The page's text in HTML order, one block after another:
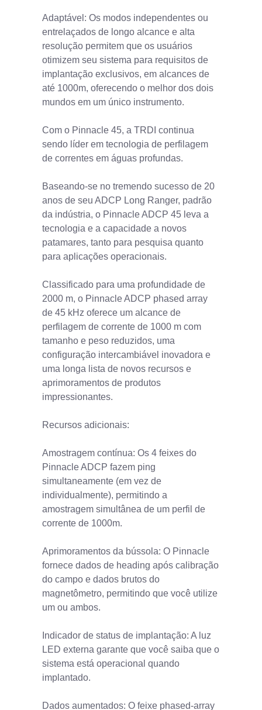
Adaptável: Os modos independentes ou
entrelaçados de longo alcance e alta
resolução permitem que os usuários
otimizem seu sistema para requisitos de
implantação exclusivos, em alcances de
até 1000m, oferecendo o melhor dos dois
mundos em um único instrumento.
Com o Pinnacle 45, a TRDI continua
sendo líder em tecnologia de perfilagem
de correntes em águas profundas.
Baseando-se no tremendo sucesso de 20
anos de seu ADCP Long Ranger, padrão
da indústria, o Pinnacle ADCP 45 leva a
tecnologia e a capacidade a novos
patamares, tanto para pesquisa quanto
para aplicações operacionais.
Classificado para uma profundidade de
2000 m, o Pinnacle ADCP phased array
de 45 kHz oferece um alcance de
perfilagem de corrente de 1000 m com
tamanho e peso reduzidos, uma
configuração intercambiável inovadora e
uma longa lista de novos recursos e
aprimoramentos de produtos
impressionantes.
Recursos adicionais:
Amostragem contínua: Os 4 feixes do
Pinnacle ADCP fazem ping
simultaneamente (em vez de
individualmente), permitindo a
amostragem simultânea de um perfil de
corrente de 1000m.
Aprimoramentos da bússola: O Pinnacle
fornece dados de heading após calibração
do campo e dados brutos do
magnetômetro, permitindo que você utilize
um ou ambos.
Indicador de status de implantação: A luz
LED externa garante que você saiba que o
sistema está operacional quando
implantado.
Dados aumentados: O feixe phased-array